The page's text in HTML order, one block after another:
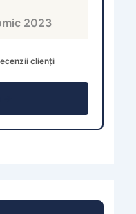
2023
clienți